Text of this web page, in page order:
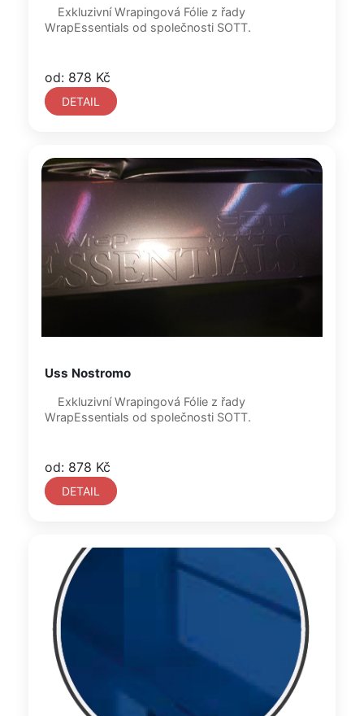
WrapEssentials od společnosti SOTT.
od: 878 Kč
DETAIL
Uss Nostromo
WrapEssentials od společnosti SOTT.
od: 878 Kč
DETAIL